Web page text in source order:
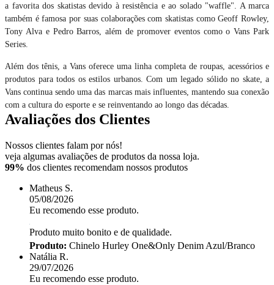
a favorita dos skatistas devido à resistência e ao solado "waffle". A marca
também é famosa por suas colaborações com skatistas como Geoff Rowley,
Tony Alva e Pedro Barros, além de promover eventos como o Vans Park
Series.
Além dos tênis, a Vans oferece uma linha completa de roupas, acessórios e
produtos para todos os estilos urbanos. Com um legado sólido no skate, a
Vans continua sendo uma das marcas mais influentes, mantendo sua conexão
com a cultura do esporte e se reinventando ao longo das décadas.
Avaliações dos Clientes
Nossos clientes falam por nós!
veja algumas avaliações de produtos da nossa loja.
99% dos clientes recomendam nossos produtos
Matheus S.
05/08/2026
Eu recomendo esse produto.
Produto muito bonito e de qualidade.
Produto: Chinelo Hurley One&Only Denim Azul/Branco
Natália R.
29/07/2026
Eu recomendo esse produto.